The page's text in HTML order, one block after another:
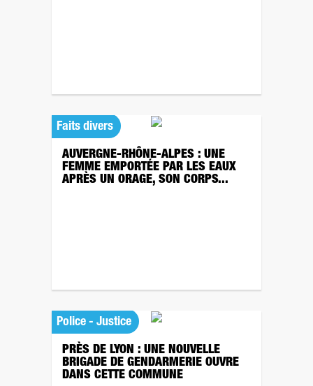
Faits divers
AUVERGNE-RHÔNE-ALPES : UNE
FEMME EMPORTÉE PAR LES EAUX
APRÈS UN ORAGE, SON CORPS...
Police - Justice
PRÈS DE LYON : UNE NOUVELLE
BRIGADE DE GENDARMERIE OUVRE
DANS CETTE COMMUNE